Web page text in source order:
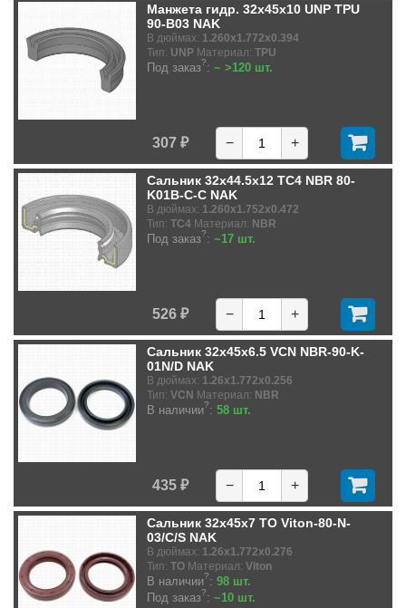
Манжета гидр. 32x45x10 UNP TPU
90-B03 NAK
В дюймах: 1.260x1.772x0.394
Тип: UNP Материал: TPU
Под заказ?: ~ >120 шт.
307 ₽ − +
Сальник 32x44.5x12 TC4 NBR 80-
K01B-C-C NAK
В дюймах: 1.260x1.752x0.472
Тип: TC4 Материал: NBR
Под заказ?: ~17 шт.
526 ₽ − +
Сальник 32x45x6.5 VCN NBR-90-K-
01N/D NAK
В дюймах: 1.26x1.772x0.256
Тип: VCN Материал: NBR
В наличии?: 58 шт.
435 ₽ − +
Сальник 32x45x7 TO Viton-80-N-
03/C/S NAK
В дюймах: 1.26x1.772x0.276
Тип: TO Материал: Viton
В наличии?: 98 шт.
Под заказ?: ~10 шт.